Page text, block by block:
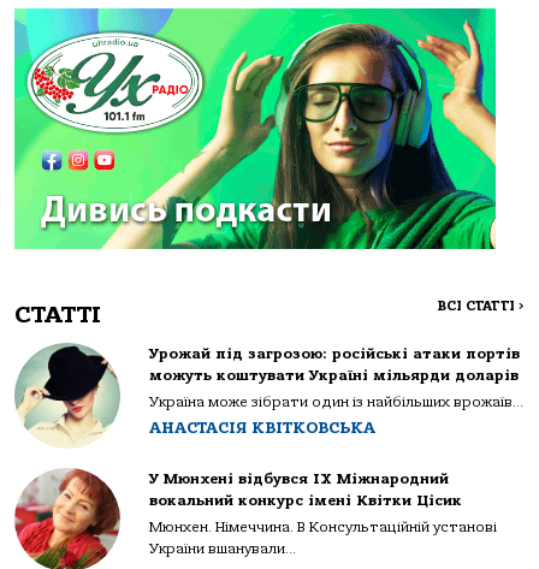
СТАТТІ ВСІ СТАТТІ >
Урожай під загрозою: російські атаки портів
можуть коштувати Україні мільярди доларів
Україна може зібрати один із найбільших врожаїв...
АНАСТАСІЯ КВІТКОВСЬКА
У Мюнхені відбувся IX Міжнародний
вокальний конкурс імені Квітки Цісик
Мюнхен. Німеччина. В Консультаційній установі
України вшанували...